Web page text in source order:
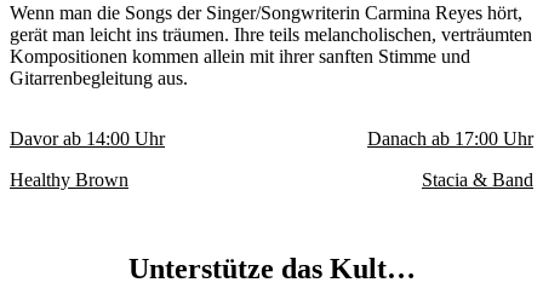
Wenn man die Songs der Singer/Songwriterin Carmina Reyes hört,
gerät man leicht ins träumen. Ihre teils melancholischen, verträumten
Kompositionen kommen allein mit ihrer sanften Stimme und
Gitarrenbegleitung aus.
Davor ab 14:00 Uhr
Healthy Brown
Danach ab 17:00 Uhr
Stacia & Band
Unterstütze das Kult…